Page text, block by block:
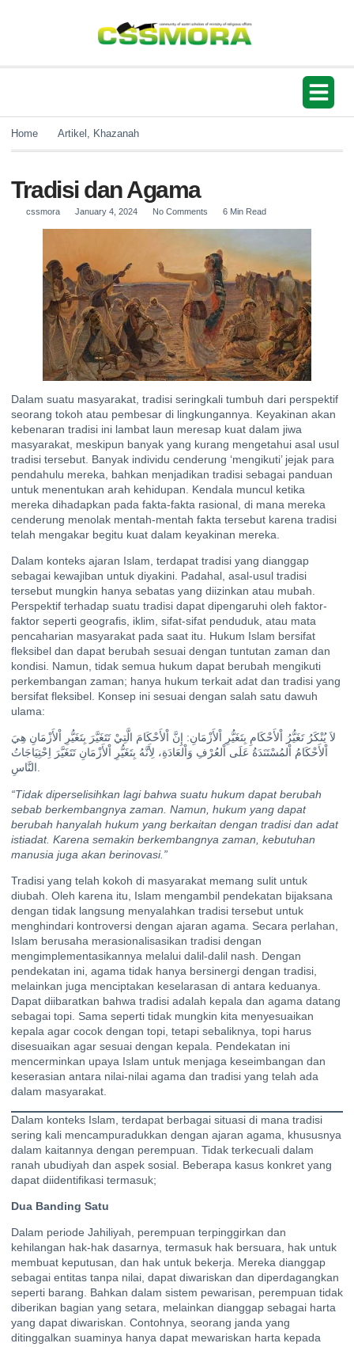
Home Artikel , Khazanah
Tradisi dan Agama
cssmora January 4, 2024 No Comments 6 Min Read
Dalam suatu masyarakat, tradisi seringkali tumbuh dari perspektif
seorang tokoh atau pembesar di lingkungannya. Keyakinan akan
kebenaran tradisi ini lambat laun meresap kuat dalam jiwa
masyarakat, meskipun banyak yang kurang mengetahui asal usul
tradisi tersebut. Banyak individu cenderung ‘mengikuti’ jejak para
pendahulu mereka, bahkan menjadikan tradisi sebagai panduan
untuk menentukan arah kehidupan. Kendala muncul ketika
mereka dihadapkan pada fakta-fakta rasional, di mana mereka
cenderung menolak mentah-mentah fakta tersebut karena tradisi
telah mengakar begitu kuat dalam keyakinan mereka.
Dalam konteks ajaran Islam, terdapat tradisi yang dianggap
sebagai kewajiban untuk diyakini. Padahal, asal-usul tradisi
tersebut mungkin hanya sebatas yang diizinkan atau mubah.
Perspektif terhadap suatu tradisi dapat dipengaruhi oleh faktor-
faktor seperti geografis, iklim, sifat-sifat penduduk, atau mata
pencaharian masyarakat pada saat itu. Hukum Islam bersifat
fleksibel dan dapat berubah sesuai dengan tuntutan zaman dan
kondisi. Namun, tidak semua hukum dapat berubah mengikuti
perkembangan zaman; hanya hukum terkait adat dan tradisi yang
bersifat fleksibel. Konsep ini sesuai dengan salah satu dawuh
ulama:
لاَ يُنْكَرُ تَغَيُّرُ اْلأَحْكَامِ بِتَغَيُّرِ اْلأَزْمَانِ: إِنَّ اْلأَحْكَامَ الَّتِيْ تَتَغَيَّرَ بِتَغَيُّرِ اْلأَزْمَانِ هِيَ
اْلأَحْكَامُ اْلمُسْتَنَدَةُ عَلَى اْلعُرْفِ وَاْلعَادَةِ، لِأَنَّهُ بِتَغَيُّرِ اْلأَزْمَانِ تَتَغَيَّرَ اِحْتِيَاجَاتُ
النَّاسِ.
“Tidak diperselisihkan lagi bahwa suatu hukum dapat berubah
sebab berkembangnya zaman. Namun, hukum yang dapat
berubah hanyalah hukum yang berkaitan dengan tradisi dan adat
istiadat. Karena semakin berkembangnya zaman, kebutuhan
manusia juga akan berinovasi.”
Tradisi yang telah kokoh di masyarakat memang sulit untuk
diubah. Oleh karena itu, Islam mengambil pendekatan bijaksana
dengan tidak langsung menyalahkan tradisi tersebut untuk
menghindari kontroversi dengan ajaran agama. Secara perlahan,
Islam berusaha merasionalisasikan tradisi dengan
mengimplementasikannya melalui dalil-dalil nash. Dengan
pendekatan ini, agama tidak hanya bersinergi dengan tradisi,
melainkan juga menciptakan keselarasan di antara keduanya.
Dapat diibaratkan bahwa tradisi adalah kepala dan agama datang
sebagai topi. Sama seperti tidak mungkin kita menyesuaikan
kepala agar cocok dengan topi, tetapi sebaliknya, topi harus
disesuaikan agar sesuai dengan kepala. Pendekatan ini
mencerminkan upaya Islam untuk menjaga keseimbangan dan
keserasian antara nilai-nilai agama dan tradisi yang telah ada
dalam masyarakat.
Dalam konteks Islam, terdapat berbagai situasi di mana tradisi
sering kali mencampuradukkan dengan ajaran agama, khususnya
dalam kaitannya dengan perempuan. Tidak terkecuali dalam
ranah ubudiyah dan aspek sosial. Beberapa kasus konkret yang
dapat diidentifikasi termasuk;
Dua Banding Satu
Dalam periode Jahiliyah, perempuan terpinggirkan dan
kehilangan hak-hak dasarnya, termasuk hak bersuara, hak untuk
membuat keputusan, dan hak untuk bekerja. Mereka dianggap
sebagai entitas tanpa nilai, dapat diwariskan dan diperdagangkan
seperti barang. Bahkan dalam sistem pewarisan, perempuan tidak
diberikan bagian yang setara, melainkan dianggap sebagai harta
yang dapat diwariskan. Contohnya, seorang janda yang
ditinggalkan suaminya hanya dapat mewariskan harta kepada